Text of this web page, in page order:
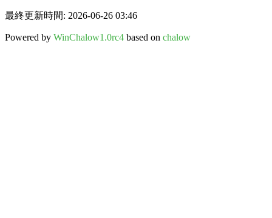
最終更新時間: 2026-06-26 03:46
Powered by WinChalow1.0rc4 based on chalow